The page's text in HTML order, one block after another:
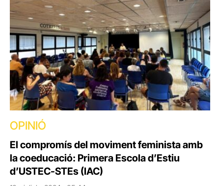
OPINIÓ
El compromís del moviment feminista amb
la coeducació: Primera Escola d’Estiu
d’USTEC-STEs (IAC)